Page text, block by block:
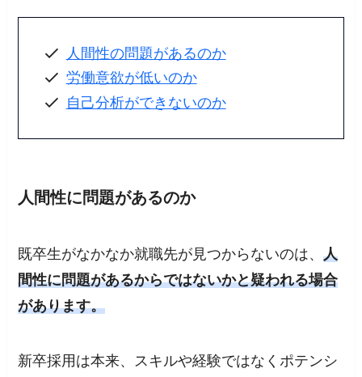
人間性の問題があるのか
労働意欲が低いのか
自己分析ができないのか
人間性に問題があるのか
既卒生がなかなか就職先が見つからないのは、人
間性に問題があるからではないかと疑われる場合
があります。
新卒採用は本来、スキルや経験ではなくポテンシ